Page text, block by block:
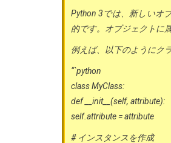
Python 3では、新しいオ
的です。オブジェクトに
例えば、以下のようにク
“`python
class MyClass:
def __init__(self, attribute):
self.attribute = attribute
# インスタンスを作成